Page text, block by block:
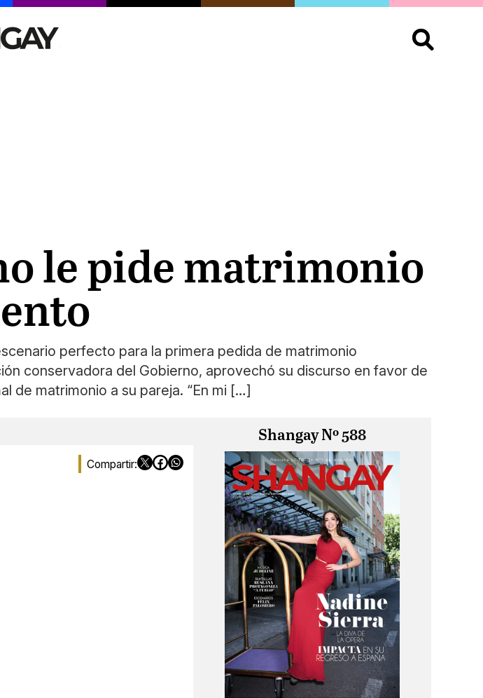
Buscar:
le pide matrimonio
perfecto para la primera pedida de matrimonio
conservadora del Gobierno, aprovechó su discurso en favor de
de matrimonio a su pareja. “En mi […]
Shangay Nº 588